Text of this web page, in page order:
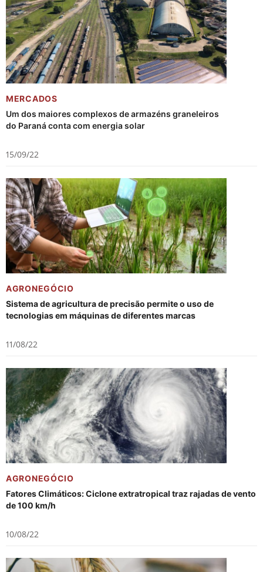
MERCADOS
Um dos maiores complexos de armazéns graneleiros
do Paraná conta com energia solar
15/09/22
AGRONEGÓCIO
Sistema de agricultura de precisão permite o uso de
tecnologias em máquinas de diferentes marcas
11/08/22
AGRONEGÓCIO
Fatores Climáticos: Ciclone extratropical traz rajadas de vento
de 100 km/h
10/08/22